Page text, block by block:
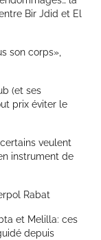
Bir Jdid et El
son corps»,
(et ses
prix éviter le
veulent
instrument de
Rabat
et Melilla: ces
depuis